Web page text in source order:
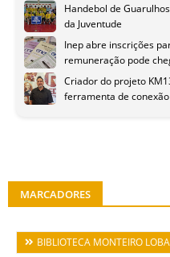
Handebol de
da Juventude
Inep abre inscrições
remuneração pode
Criador do projeto
ferramenta de
MARCADORES
BIBLIOTECA MONTEIRO